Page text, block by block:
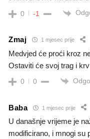
0 -1
Zmaj 1 mjesec prije
Medvjed će proći kroz
Ostaviti će svoj trag i
0 0
Baba 1 mjesec prije
U današnje vrijeme je
modificirano, i mnogi su